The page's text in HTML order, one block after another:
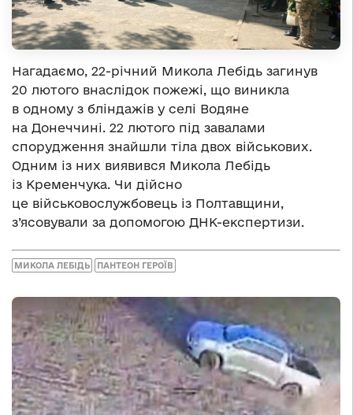
Нагадаємо, 22-річний Микола Лебідь загинув
20 лютого внаслідок пожежі, що виникла
в одному з бліндажів у селі Водяне
на Донеччині. 22 лютого під завалами
спорудження знайшли тіла двох військових.
Одним із них виявився Микола Лебідь
із Кременчука. Чи дійсно
це військовослужбовець із Полтавщини,
з’ясовували за допомогою ДНК-експертизи.
МИКОЛА ЛЕБІДЬ ПАНТЕОН ГЕРОЇВ